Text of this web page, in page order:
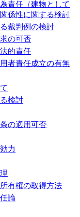
責任（建物として
係性に関する検討
裁判例の検討
の可否
的責任
者責任成立の有無
検討
の適用可否
力
有権の取得方法
論